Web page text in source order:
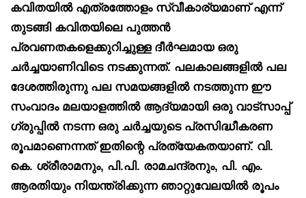
കവിതയിൽ എത്രത്തോളം സ്വീകാര്യമാണ് എന്ന്
തുടങ്ങി കവിതയിലെ പുത്തൻ
പ്രവണതകളെക്കുറിച്ചുള്ള ദീർഘമായ ഒരു
ചർച്ചയാണിവിടെ നടക്കുന്നത്. പലകാലങ്ങളിൽ പല
ദേശത്തിരുന്നു പല സമയങ്ങളിൽ നടത്തുന്ന ഈ
സംവാദം മലയാളത്തിൽ ആദ്യമായി ഒരു വാട്‌സാപ്പ്
ഗ്രുപ്പിൽ നടന്ന ഒരു ചർച്ചയുടെ പ്രസിദ്ധീകരണ
രൂപമാണെന്നത് ഇതിന്റെ പ്രത്യേകതയാണ്. വി.
കെ. ശ്രീരാമനും, പി.പി. രാമചന്ദ്രനും, പി. എം.
ആരതിയും നിയന്ത്രിക്കുന്ന ഞാറ്റുവേലയിൽ രൂപം